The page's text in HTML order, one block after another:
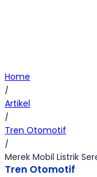
Home
/
Artikel
/
Tren Otomotif
/
Merek Mobil Listrik
Tren Otomotif